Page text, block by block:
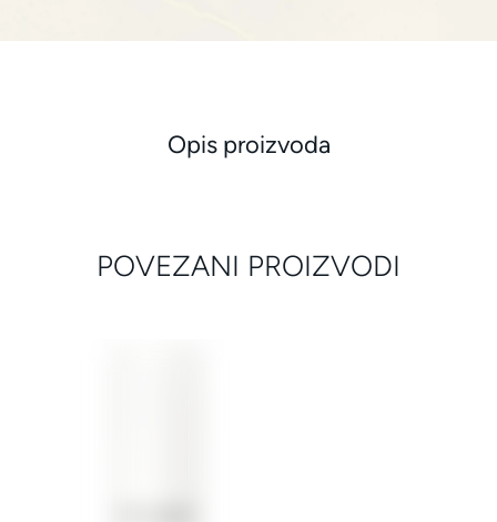
Opis proizvoda
POVEZANI PROIZVODI